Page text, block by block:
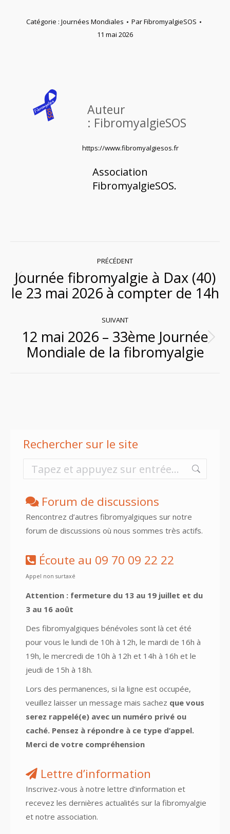
Catégorie : Journées Mondiales ParFibromyalgieSOS
11 mai 2026
Auteur
: FibromyalgieSOS
https://www.fibromyalgiesos.fr
Association
FibromyalgieSOS.
Navigation
article
PRÉCÉDENT
Article
précédent
Journée fibromyalgie à Dax (40)
le 23 mai 2026 à compter de 14h
SUIVANT
Article
suivant
12 mai 2026 – 33ème Journée
Mondiale de la fibromyalgie
Rechercher sur le site
Recherche
Forum de discussions
Rencontrez d’autres fibromyalgiques sur notre
forum de discussions où nous sommes très actifs.
Écoute au 09 70 09 22 22
Appel non surtaxé
Attention : fermeture du 13 au 19 juillet et du
3 au 16 août
Des fibromyalgiques bénévoles sont là cet été
pour vous le lundi de 10h à 12h, le mardi de 16h à
19h, le mercredi de 10h à 12h et 14h à 16h et le
jeudi de 15h à 18h.
Lors des permanences, si la ligne est occupée,
veuillez laisser un message mais sachez que vous
serez rappelé(e) avec un numéro privé ou
caché. Pensez à répondre à ce type d’appel.
Merci de votre compréhension
Lettre d’information
Inscrivez-vous à notre lettre d’information et
recevez les dernières actualités sur la fibromyalgie
et notre association.